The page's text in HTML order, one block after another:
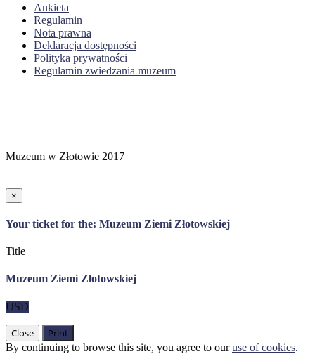
Ankieta
Regulamin
Nota prawna
Deklaracja dostępności
Polityka prywatności
Regulamin zwiedzania muzeum
Muzeum w Złotowie 2017
×
Your ticket for the: Muzeum Ziemi Złotowskiej
Title
Muzeum Ziemi Złotowskiej
USD
Close Print
By continuing to browse this site, you agree to ouruse of cookies.